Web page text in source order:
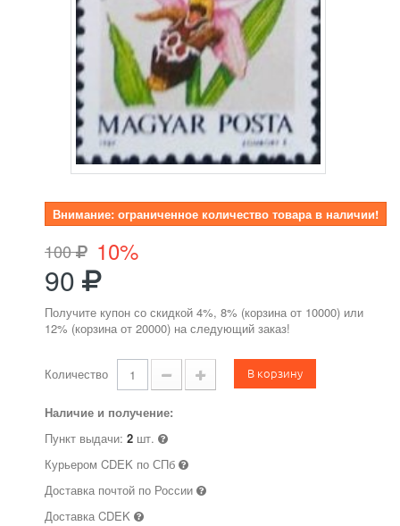
Внимание: ограниченное количество товара в наличии!
100 10%
90
Получите купон со скидкой 4%, 8% (корзина от 10000) или
12% (корзина от 20000) на следующий заказ!
Количество В корзину
Наличие и получение:
Пункт выдачи: 2 шт.
Курьером CDEK по СПб
Доставка почтой по России
Доставка CDEK